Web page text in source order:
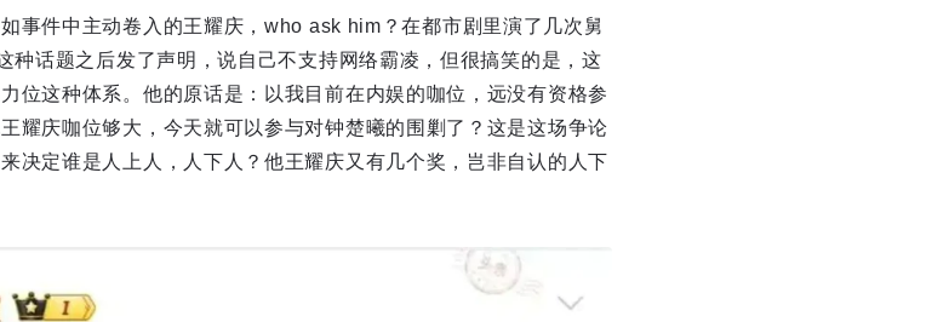
事件中主动卷入的王耀庆，who ask him？在都市剧里演了几次舅
种话题之后发了声明，说自己不支持网络霸凌，但很搞笑的是，这
位这种体系。他的原话是：以我目前在内娱的咖位，远没有资格参
耀庆咖位够大，今天就可以参与对钟楚曦的围剿了？这是这场争论
决定谁是人上人，人下人？他王耀庆又有几个奖，岂非自认的人下